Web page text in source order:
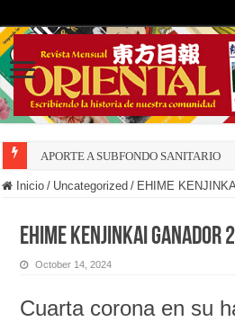
APORTE A SUBFONDO SANITARIO
Inicio / Uncategorized / EHIME
EHIME KENJINKAI GANADOR
October 14, 2024
Cuarta corona en su